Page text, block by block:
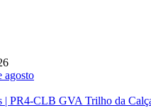
agosto
| PR4-CLB GVA Trilho da